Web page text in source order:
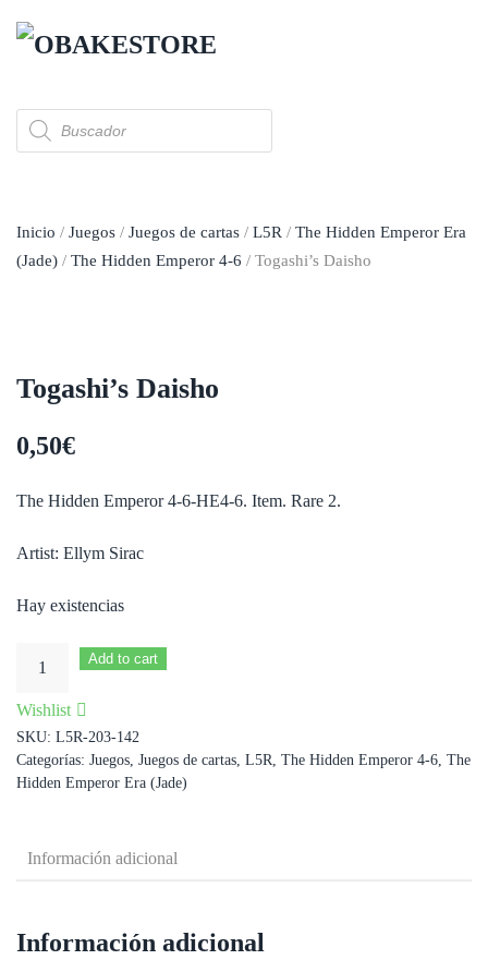
Búsqueda
de
productos
Inicio / Juegos / Juegos de cartas / L5R / The Hidden Emperor Era
(Jade) / The Hidden Emperor 4-6 / Togashi’s Daisho
Togashi’s Daisho
0,50€
The Hidden Emperor 4-6-HE4-6. Item. Rare 2.
Artist: Ellym Sirac
Hay existencias
cantidad
Add to cart
Wishlist
SKU: L5R-203-142
Categorías: Juegos, Juegos de cartas, L5R, The Hidden Emperor 4-6, The
Hidden Emperor Era (Jade)
Información adicional
Información adicional